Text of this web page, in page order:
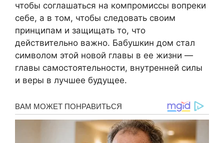
чтобы соглашаться на компромиссы вопреки
себе, а в том, чтобы следовать своим
принципам и защищать то, что
действительно важно. Бабушкин дом стал
символом этой новой главы в ее жизни —
главы самостоятельности, внутренней силы
и веры в лучшее будущее.